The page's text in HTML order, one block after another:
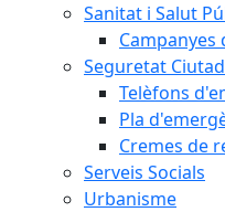
Sanitat i Salut
Seguretat
Telèfons
Pla
Cremes de
Serveis Socials
Urbanisme